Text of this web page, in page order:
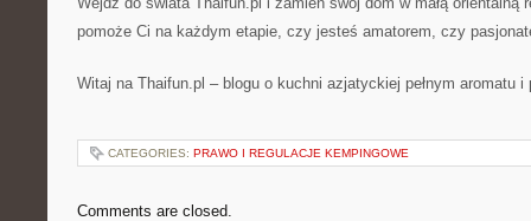
pomoże Ci na każdym etapie, czy jesteś amatorem, czy
Witaj na Thaifun.pl – blogu o kuchni azjatyckiej pełnym aromatu i
CATEGORIES: PRAWO I REGULACJE KEMPINGOWE
Comments are closed.